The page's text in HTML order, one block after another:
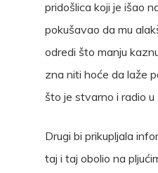
pridošlica koji je išao
pokušavao da mu
odredi što manju
zna niti hoće da laže
što je stvarno i radio u
Drugi bi prikupljala
taj i taj obolio na